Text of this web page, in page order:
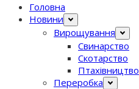
Головна
Новини
Вирощування
Свинарство
Скотарство
Птахівництво
Переробка